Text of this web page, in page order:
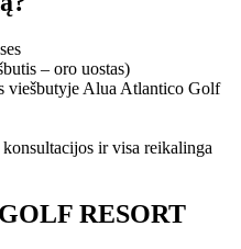
– oro uostas)
viešbutyje Alua Atlantico Golf
ir visa reikalinga
RESORT